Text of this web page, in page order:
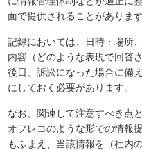
面で提供されることがあります
記録においては、日時・場所
内容（どのような表現で回答
後日、訴訟になった場合に備
にしておく必要があります。
なお、関連して注意すべき点
オフレコのような形での情報
もふまえ、当該情報を（社内